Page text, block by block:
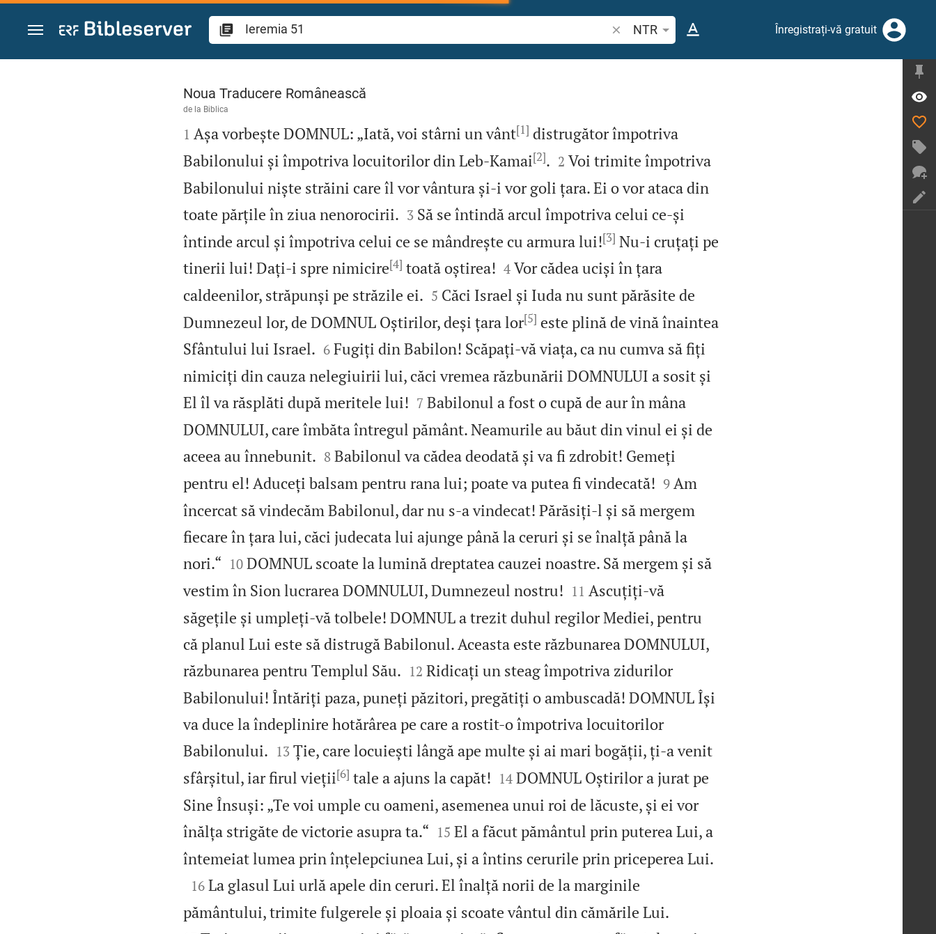
Sari la conținut
Căutați un verset biblic sau un cuvânt
NTR Înregistrați-vă gratuit
Ieremia 51
Noua Traducere Românească
de la Biblica

1 Așa vorbește DOMNUL: „Iată, voi stârni un vânt[1] distrugător împotriva
Babilonului și împotriva locuitorilor din Leb‑Kamai[2].
2 Voi trimite împotriva
Babilonului niște străini care îl vor vântura și‑i vor goli țara. Ei o vor ataca din
toate părțile în ziua nenorocirii.
3 Să se întindă arcul împotriva celui ce‑și
întinde arcul și împotriva celui ce se mândrește cu armura lui![3] Nu‑i cruțați pe
tinerii lui! Dați‑i spre nimicire[4] toată oștirea!
4 Vor cădea uciși în țara
caldeenilor, străpunși pe străzile ei.
5 Căci Israel și Iuda nu sunt părăsite de
Dumnezeul lor, de DOMNUL Oștirilor, deși țara lor[5] este plină de vină înaintea
Sfântului lui Israel.
6 Fugiți din Babilon! Scăpați‑vă viața, ca nu cumva să fiți
nimiciți din cauza nelegiuirii lui, căci vremea răzbunării DOMNULUI a sosit și
El îl va răsplăti după meritele lui!
7 Babilonul a fost o cupă de aur în mâna
DOMNULUI, care îmbăta întregul pământ. Neamurile au băut din vinul ei și de
aceea au înnebunit.
8 Babilonul va cădea deodată și va fi zdrobit! Gemeți
pentru el! Aduceți balsam pentru rana lui; poate va putea fi vindecată!
9 Am
încercat să vindecăm Babilonul, dar nu s‑a vindecat! Părăsiți‑l și să mergem
fiecare în țara lui, căci judecata lui ajunge până la ceruri și se înalță până la
nori.“
10 DOMNUL scoate la lumină dreptatea cauzei noastre. Să mergem și să
vestim în Sion lucrarea DOMNULUI, Dumnezeul nostru!
11 Ascuțiți‑vă
săgețile și umpleți‑vă tolbele! DOMNUL a trezit duhul regilor Mediei, pentru
că planul Lui este să distrugă Babilonul. Aceasta este răzbunarea DOMNULUI,
răzbunarea pentru Templul Său.
12 Ridicați un steag împotriva zidurilor
Babilonului! Întăriți paza, puneți păzitori, pregătiți o ambuscadă! DOMNUL Își
va duce la îndeplinire hotărârea pe care a rostit‑o împotriva locuitorilor
Babilonului.
13 Ție, care locuiești lângă ape multe și ai mari bogății, ți‑a venit
sfârșitul, iar firul vieții[6] tale a ajuns la capăt!
14 DOMNUL Oștirilor a jurat pe
Sine Însuși: „Te voi umple cu oameni, asemenea unui roi de lăcuste, și ei vor
înălța strigăte de victorie asupra ta.“
15 El a făcut pământul prin puterea Lui, a
întemeiat lumea prin înțelepciunea Lui, și a întins cerurile prin priceperea Lui.

16 La glasul Lui urlă apele din ceruri. El înalță norii de la marginile
pământului, trimite fulgerele și ploaia și scoate vântul din cămările Lui.